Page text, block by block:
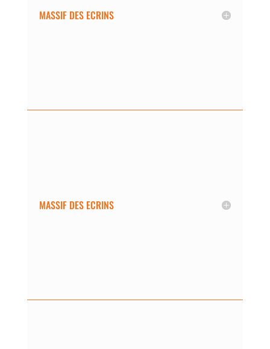
MASSIF DES ECRINS
MASSIF DES ECRINS